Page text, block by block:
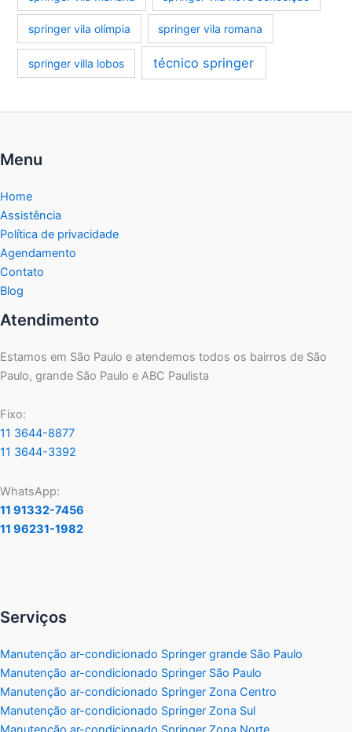
springer vila olímpia springer vila romana
springer villa lobos técnico springer
Menu
Home
Assistência
Política de privacidade
Agendamento
Contato
Blog
Atendimento
Estamos em São Paulo e atendemos todos os bairros de São
Paulo, grande São Paulo e ABC Paulista
Fixo:
11 3644-8877
11 3644-3392
WhatsApp:
11 91332-7456
11 96231-1982
Serviços
Manutenção ar-condicionado Springer grande São Paulo
Manutenção ar-condicionado Springer São Paulo
Manutenção ar-condicionado Springer Zona Centro
Manutenção ar-condicionado Springer Zona Sul